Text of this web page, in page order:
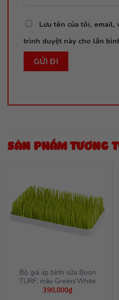
Lưu tên của tôi,
trình duyệt này cho lần
SẢN PHẨM TƯƠNG
Bộ giá úp bình sữa Boon
TURF, màu Green/White
390,000₫